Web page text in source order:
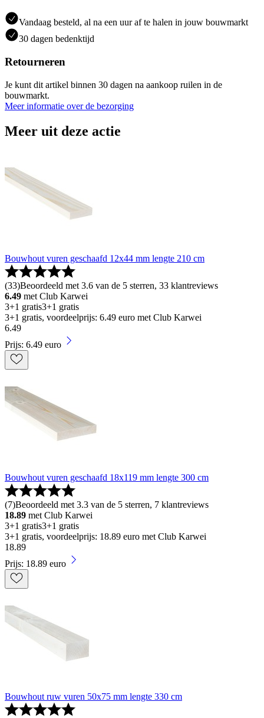
Vandaag besteld, al na een uur af te halen in jouw bouwmarkt
30 dagen bedenktijd
Retourneren
Je kunt dit artikel binnen 30 dagen na aankoop ruilen in de
bouwmarkt.
Meer informatie over de bezorging
Meer uit deze actie
Bouwhout vuren geschaafd 12x44 mm lengte 210 cm
(33)Beoordeeld met 3.6 van de 5 sterren, 33 klantreviews
6.49 met Club Karwei
3+1 gratis3+1 gratis
3+1 gratis, voordeelprijs: 6.49 euro met Club Karwei
6.49
Prijs: 6.49 euro
Bouwhout vuren geschaafd 18x119 mm lengte 300 cm
(7)Beoordeeld met 3.3 van de 5 sterren, 7 klantreviews
18.89 met Club Karwei
3+1 gratis3+1 gratis
3+1 gratis, voordeelprijs: 18.89 euro met Club Karwei
18.89
Prijs: 18.89 euro
Bouwhout ruw vuren 50x75 mm lengte 330 cm